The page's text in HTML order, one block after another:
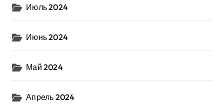
Июль 2024
Июнь 2024
Май 2024
Апрель 2024